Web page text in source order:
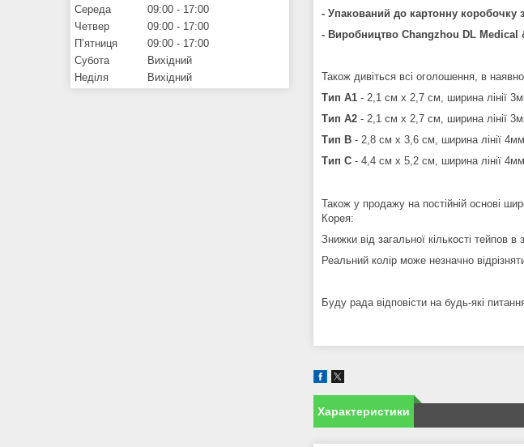
- Упакований до картонну коробочку
- Виробництво Changzhou DL Medical
Також дивіться всі оголошення, в
Тип A1 - 2,1 см х 2,7 см, ширина лінії
Тип A2 - 2,1 см х 2,7 см, ширина лінії
Тип B - 2,8 см х 3,6 см, ширина лінії
Тип C - 4,4 см х 5,2 см, ширина лінії
Також у продажу на постійній основі
Корея:
Знижки від загальної кількості тейпов
Реальний колір може незначно
Буду рада відповісти на будь-які
Характеристики
Середа
09:00
17:00
Четвер
09:00
17:00
Пʼятниця
09:00
17:00
Субота
Вихідний
Неділя
Вихідний